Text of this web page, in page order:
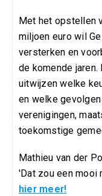
Met het opstellen
miljoen euro wil
versterken en
de komende jaren.
uitwijzen welke
en welke
verenigingen,
toekomstige
Mathieu van der
'Dat zou een mooi
hier meer!